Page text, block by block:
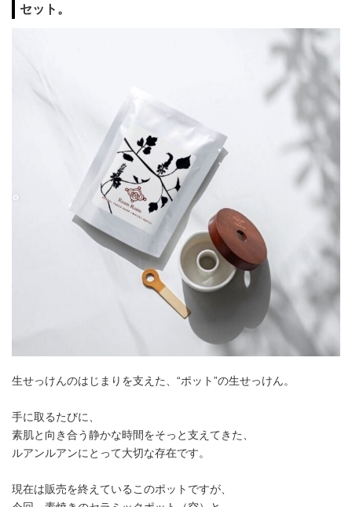
セット。
生せっけんのはじまりを支えた、“ポット”の生せっけん。
手に取るたびに、
素肌と向き合う静かな時間をそっと支えてきた、
ルアンルアンにとって大切な存在です。
現在は販売を終えているこのポットですが、